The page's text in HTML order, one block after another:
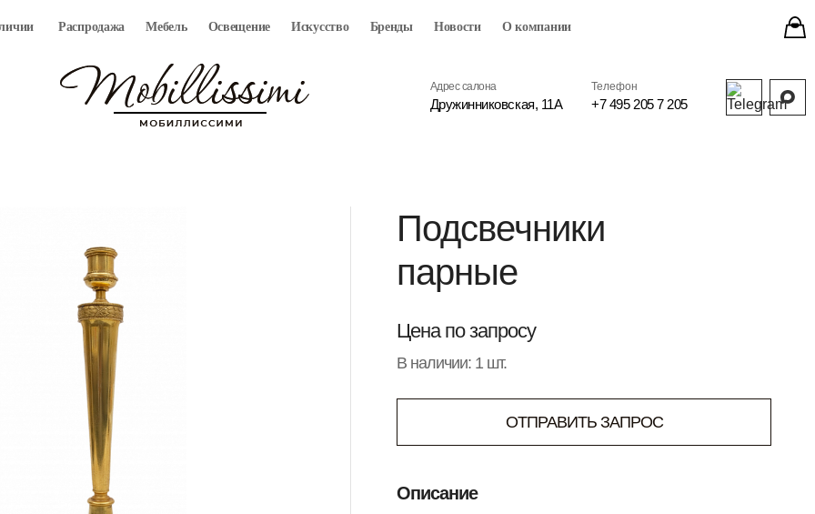
Распродажа Мебель Освещение Искусство Бренды Новости О компании
Адрес салона
Дружинниковская, 11А
Телефон
+7 495 205 7 205
Подсвечники
парные
Цена по запросу
В наличии: 1 шт.
ОТПРАВИТЬ ЗАПРОС
Описание